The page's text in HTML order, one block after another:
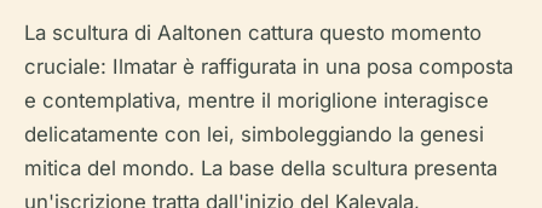
La scultura di Aaltonen cattura questo momento
cruciale: Ilmatar è raffigurata in una posa composta
e contemplativa, mentre il moriglione interagisce
delicatamente con lei, simboleggiando la genesi
mitica del mondo. La base della scultura presenta
un'iscrizione tratta dall'inizio del Kalevala,